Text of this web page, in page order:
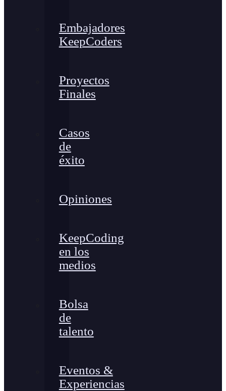
Embajadores
KeepCoders
Proyectos
Finales
Casos
de
éxito
Opiniones
KeepCoding
en los
medios
Bolsa
de
talento
Eventos &
Experiencias